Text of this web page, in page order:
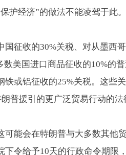
护经济”的做法不能凌驾于此。
国征收的30%关税、对从墨西
数美国进口商品征收的10%的
铁或铝征收的25%关税。这些
普援引的更广泛贸易行动的法
可能会在特朗普与大多数其他
下令给予10天的行政命令期限